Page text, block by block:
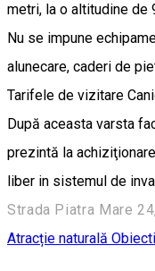
metri, la o altitudine de
Nu se impune
alunecare, caderi de
Tarifele de vizitare
După aceasta varsta
prezintă la
liber in sistemul de
Strada Piatra Mare
Atracție naturală